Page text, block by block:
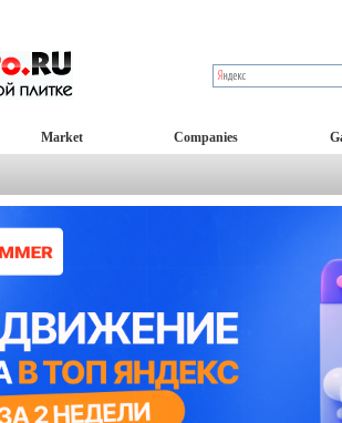
Market Companies